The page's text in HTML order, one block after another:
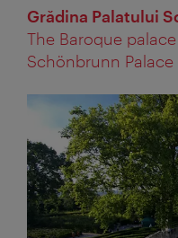
Grădina Palatului
The Baroque
Schönbrunn